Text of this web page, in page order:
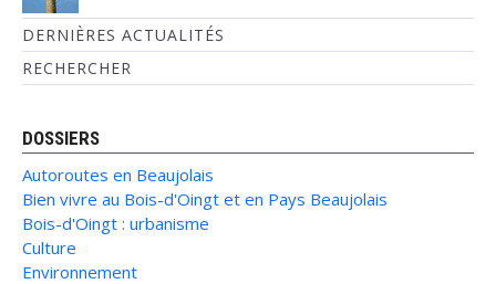
DERNIÈRES ACTUALITÉS
RECHERCHER
DOSSIERS
Autoroutes en Beaujolais
Bien vivre au Bois-d'Oingt et en Pays Beaujolais
Bois-d'Oingt : urbanisme
Culture
Environnement